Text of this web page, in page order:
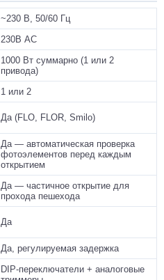
~230 В, 50/60 Гц
230В AC
1000 Вт суммарно (1 или 2
привода)
1 или 2
Да (FLO, FLOR, Smilo)
Да — автоматическая проверка
фотоэлементов перед каждым
открытием
Да — частичное открытие для
прохода пешехода
Да
Да, регулируемая задержка
DIP-переключатели + аналоговые